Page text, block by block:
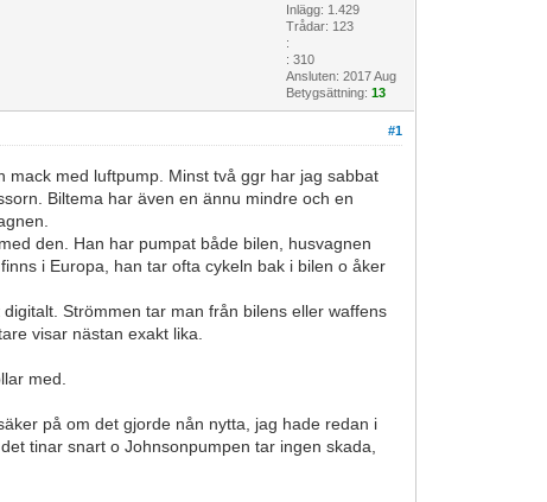
Inlägg: 1.429
Trådar: 123
:
: 310
Ansluten: 2017 Aug
Betygsättning:13
#1
med luftpump. Minst två ggr har jag sabbat
Biltema har även en ännu mindre och en
den. Han har pumpat både bilen, husvagnen
i Europa, han tar ofta cykeln bak i bilen o åker
Strömmen tar man från bilens eller waffens
visar nästan exakt lika.
med.
på om det gjorde nån nytta, jag hade redan i
tinar snart o Johnsonpumpen tar ingen skada,